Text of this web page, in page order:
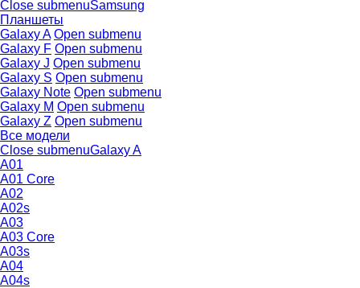
Close submenuSamsung
Планшеты
Galaxy A Open submenu
Galaxy F Open submenu
Galaxy J Open submenu
Galaxy S Open submenu
Galaxy Note Open submenu
Galaxy M Open submenu
Galaxy Z Open submenu
Все модели
Close submenuGalaxy A
A01
A01 Core
A02
A02s
A03
A03 Core
A03s
A04
A04s